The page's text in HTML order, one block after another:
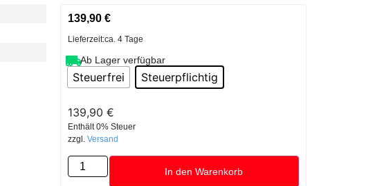
139,90 €
Lieferzeit:ca. 4 Tage
Ab Lager verfügbar
Steuerfrei Steuerpflichtig
139,90 €
Enthält 0% Steuer
zzgl. Versand
In den Warenkorb